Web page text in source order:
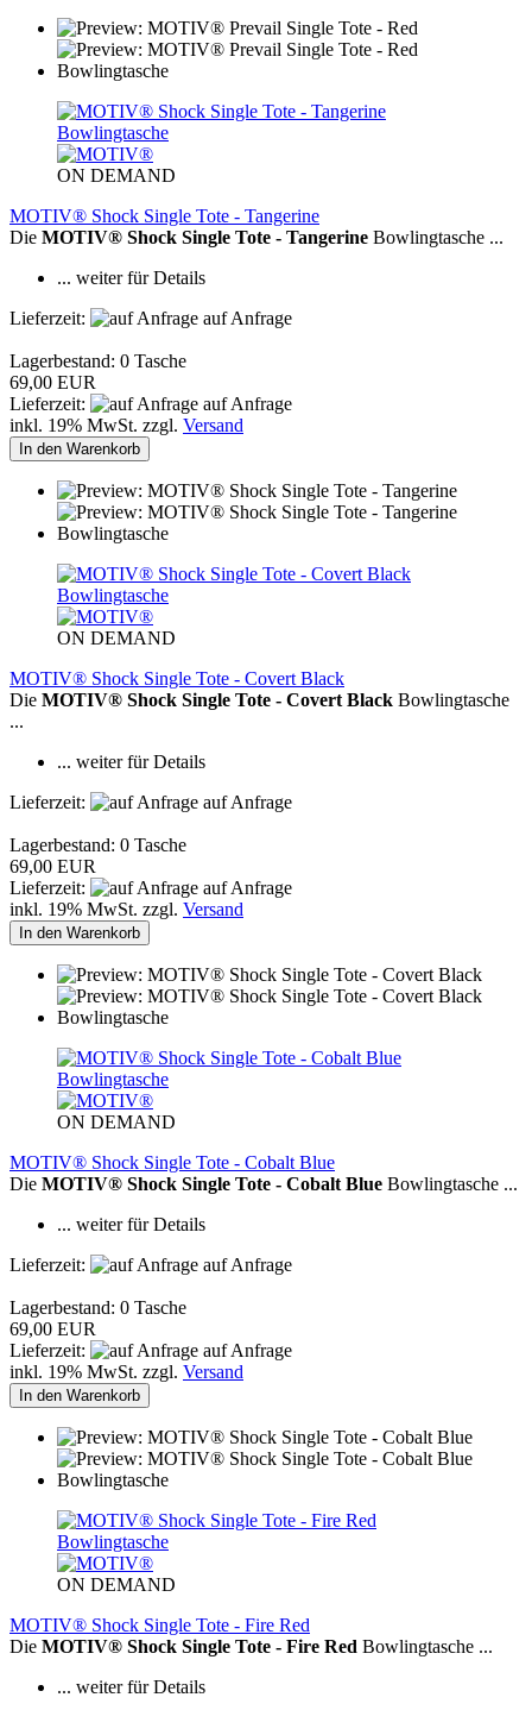
ON DEMAND
MOTIV® Shock Single Tote - Tangerine
Die MOTIV® Shock Single Tote - Tangerine Bowlingtasche ...
... weiter für Details
Lieferzeit:
auf Anfrage
Lagerbestand: 0 Tasche
69,00 EUR
Lieferzeit:
auf Anfrage
inkl. 19% MwSt. zzgl. Versand
In den Warenkorb
ON DEMAND
MOTIV® Shock Single Tote - Covert Black
Die MOTIV® Shock Single Tote - Covert Black Bowlingtasche
...
... weiter für Details
Lieferzeit:
auf Anfrage
Lagerbestand: 0 Tasche
69,00 EUR
Lieferzeit:
auf Anfrage
inkl. 19% MwSt. zzgl. Versand
In den Warenkorb
ON DEMAND
MOTIV® Shock Single Tote - Cobalt Blue
Die MOTIV® Shock Single Tote - Cobalt Blue Bowlingtasche ...
... weiter für Details
Lieferzeit:
auf Anfrage
Lagerbestand: 0 Tasche
69,00 EUR
Lieferzeit:
auf Anfrage
inkl. 19% MwSt. zzgl. Versand
In den Warenkorb
ON DEMAND
MOTIV® Shock Single Tote - Fire Red
Die MOTIV® Shock Single Tote - Fire Red Bowlingtasche ...
... weiter für Details